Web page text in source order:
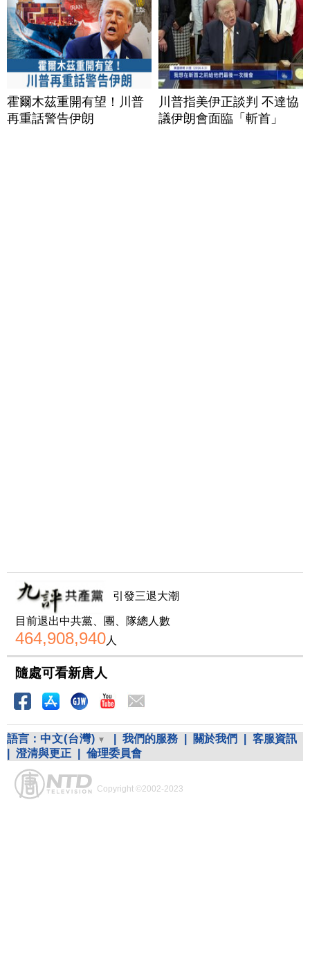
霍爾木茲重開有望！川普
再重話警告伊朗
川普指美伊正談判 不達協
議伊朗會面臨「斬首」
引發三退大潮
目前退出中共黨、團、隊總人數
464,908,940人
隨處可看新唐人
語言： 中文(台灣) 我們的服務 關於我們
客服資訊
澄清與更正 倫理委員會
Copyright ©2002-2023